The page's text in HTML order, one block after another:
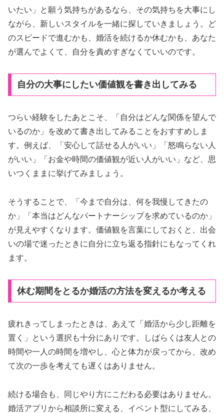
いたい」と願う気持ちがあるなら、その気持ちを大事にし
ながら、新しいスタイルを一緒に探していきましょう。ど
のスピードで進むかも、婚活を続けるか休むかも、あなた
が選んでよくて、自分を責めすぎなくていいのです。
自分の大事にしたい価値観を書き出してみる
つらい経験をしたあとこそ、「自分はどんな関係を望んで
いるのか」を改めて書き出してみることをおすすめしま
す。例えば、「安心して話せる人がいい」「怒鳴らない人
がいい」「お金や時間の価値観が近い人がいい」など、思
いつくままに挙げてみましょう。
そうすることで、「今まで自分は、何を我慢してきたの
か」「本当はどんなパートナーシップを求めているのか」
が見えやすくなります。価値観を言葉にしておくと、出会
いの場で迷ったときに自分に立ち返る指針にもなってくれ
ます。
休む期間をとるか婚活の方法を変えるか考える
疲れきってしまったときは、あえて「婚活から少し距離を
置く」という選択も十分にありです。しばらくは友人との
時間や一人の時間を増やし、心と体力が戻ってから、改め
て次の一歩を考えても遅くはありません。
続ける場合も、同じやり方にこだわる必要はありません。
婚活アプリから相談所に変える、イベント型にしてみる、